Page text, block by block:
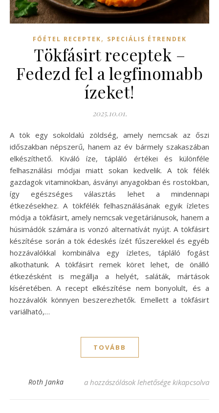
FŐÉTEL RECEPTEK, SPECIÁLIS ÉTRENDEK
Tökfásirt receptek –
Fedezd fel a legfinomabb
ízeket!
2025.10.01.
A tök egy sokoldalú zöldség, amely nemcsak az őszi
időszakban népszerű, hanem az év bármely szakaszában
elkészíthető. Kiváló íze, tápláló értékei és különféle
felhasználási módjai miatt sokan kedvelik. A tök félék
gazdagok vitaminokban, ásványi anyagokban és rostokban,
így egészséges választás lehet a mindennapi
étkezésekhez. A tökfélék felhasználásának egyik ízletes
módja a tökfásirt, amely nemcsak vegetáriánusok, hanem a
húsimádók számára is vonzó alternatívát nyújt. A tökfásirt
készítése során a tök édeskés ízét fűszerekkel és egyéb
hozzávalókkal kombinálva egy ízletes, tápláló fogást
alkothatunk. A tökfásirt remek köret lehet, de önálló
étkezésként is megállja a helyét, saláták, mártások
kíséretében. A recept elkészítése nem bonyolult, és a
hozzávalók könnyen beszerezhetők. Emellett a tökfásirt
variálható,…
TOVÁBB
Roth Janka Tökfásirt receptek – Fedezd fel a
a hozzászólások lehetősége kikapcsolva